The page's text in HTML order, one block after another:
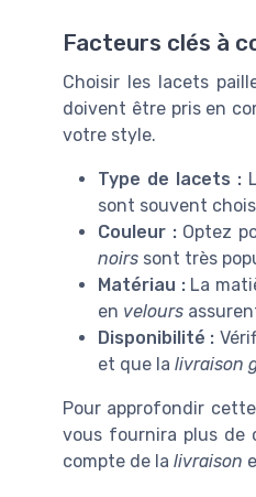
Facteurs clés à
Choisir les lacets
doivent être pris en
votre style.
Type de lacets :
sont souvent
Couleur :Optez
noirs sont très
Matériau :La
en velours
Disponibilité :
et que la livraison
Pour approfondir
vous fournira plus de
compte de la livraison